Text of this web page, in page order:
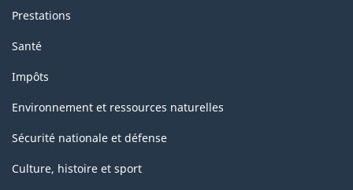
Prestations
Santé
Impôts
Environnement et ressources naturelles
Sécurité nationale et défense
Culture, histoire et sport